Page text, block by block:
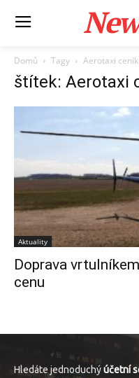
Domů Tagy Aerotaxi ceník
štítek: Aerotaxi
Aktuality
Doprava
cenu
Hledáte jednoduchýúčetní